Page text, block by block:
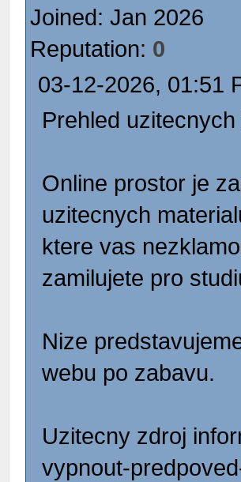
Joined: Jan 2026
Reputation: 0
03-12-2026, 01:51
Prehled
Online prostor je
uzitecnych
ktere vas
zamilujete pro
Nize
webu po zabavu.
Uzitecny zdroj
vypnout-